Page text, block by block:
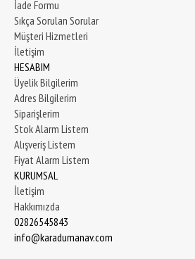
İade Formu
Sıkça Sorulan Sorular
Müşteri Hizmetleri
İletişim
HESABIM
Üyelik Bilgilerim
Adres Bilgilerim
Siparişlerim
Stok Alarm Listem
Alışveriş Listem
Fiyat Alarm Listem
KURUMSAL
İletişim
Hakkımızda
02826545843
info@karadumanav.com